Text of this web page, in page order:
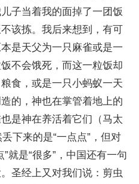
子当着我的面掉了一团饭
该拣。我后来想到，有可
是天父为一只麻雀或是一
不会饿死，而这一粒饭却
食，或是一只小蚂蚁一天
的，神也在掌管着地上的
是神在养活着它们（马太
下来的是“一点点”，但对
就是“很多”，中国还有一句
圣经上又对我们说：剪虫